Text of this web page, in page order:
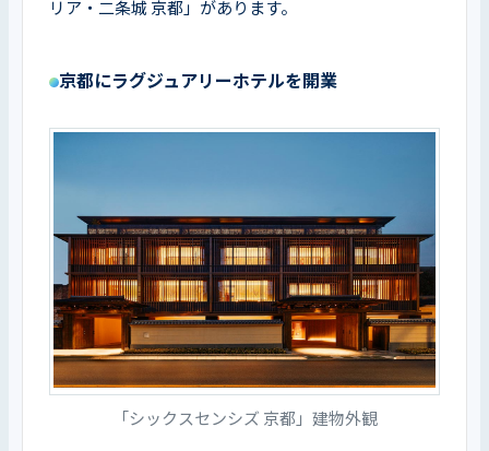
リア・二条城 京都」があります。
京都にラグジュアリーホテルを開業
「シックスセンシズ 京都」建物外観